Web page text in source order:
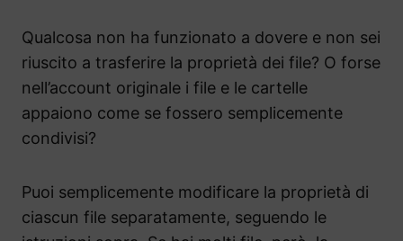
Qualcosa non ha funzionato a dovere e non sei
riuscito a trasferire la proprietà dei file? O forse
nell’account originale i file e le cartelle
appaiono come se fossero semplicemente
condivisi?
Puoi semplicemente modificare la proprietà di
ciascun file separatamente, seguendo le